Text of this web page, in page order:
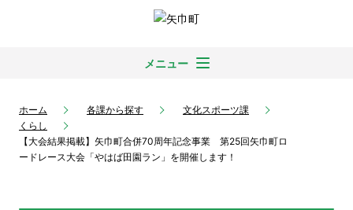
メニュー
ホーム 各課から探す
文化スポーツ課
くらし
【大会結果掲載】矢巾町合併70周年記念事業 第25回矢巾町ロ
ードレース大会「やはば田園ラン」を開催します！